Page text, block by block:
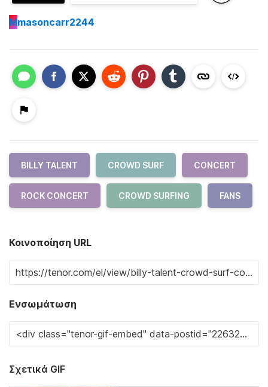
Mmasoncarr2244
BILLY TALENT CROWD SURF CONCERT
ROCK CONCERT CROWD SURFING FANS
Κοινοποίηση URL
Ενσωμάτωση
Σχετικά GIF